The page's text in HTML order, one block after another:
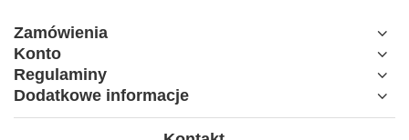
Zamówienia
Konto
Regulaminy
Dodatkowe informacje